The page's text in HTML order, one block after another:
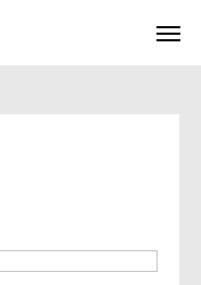
ホームページをリニューアルしました